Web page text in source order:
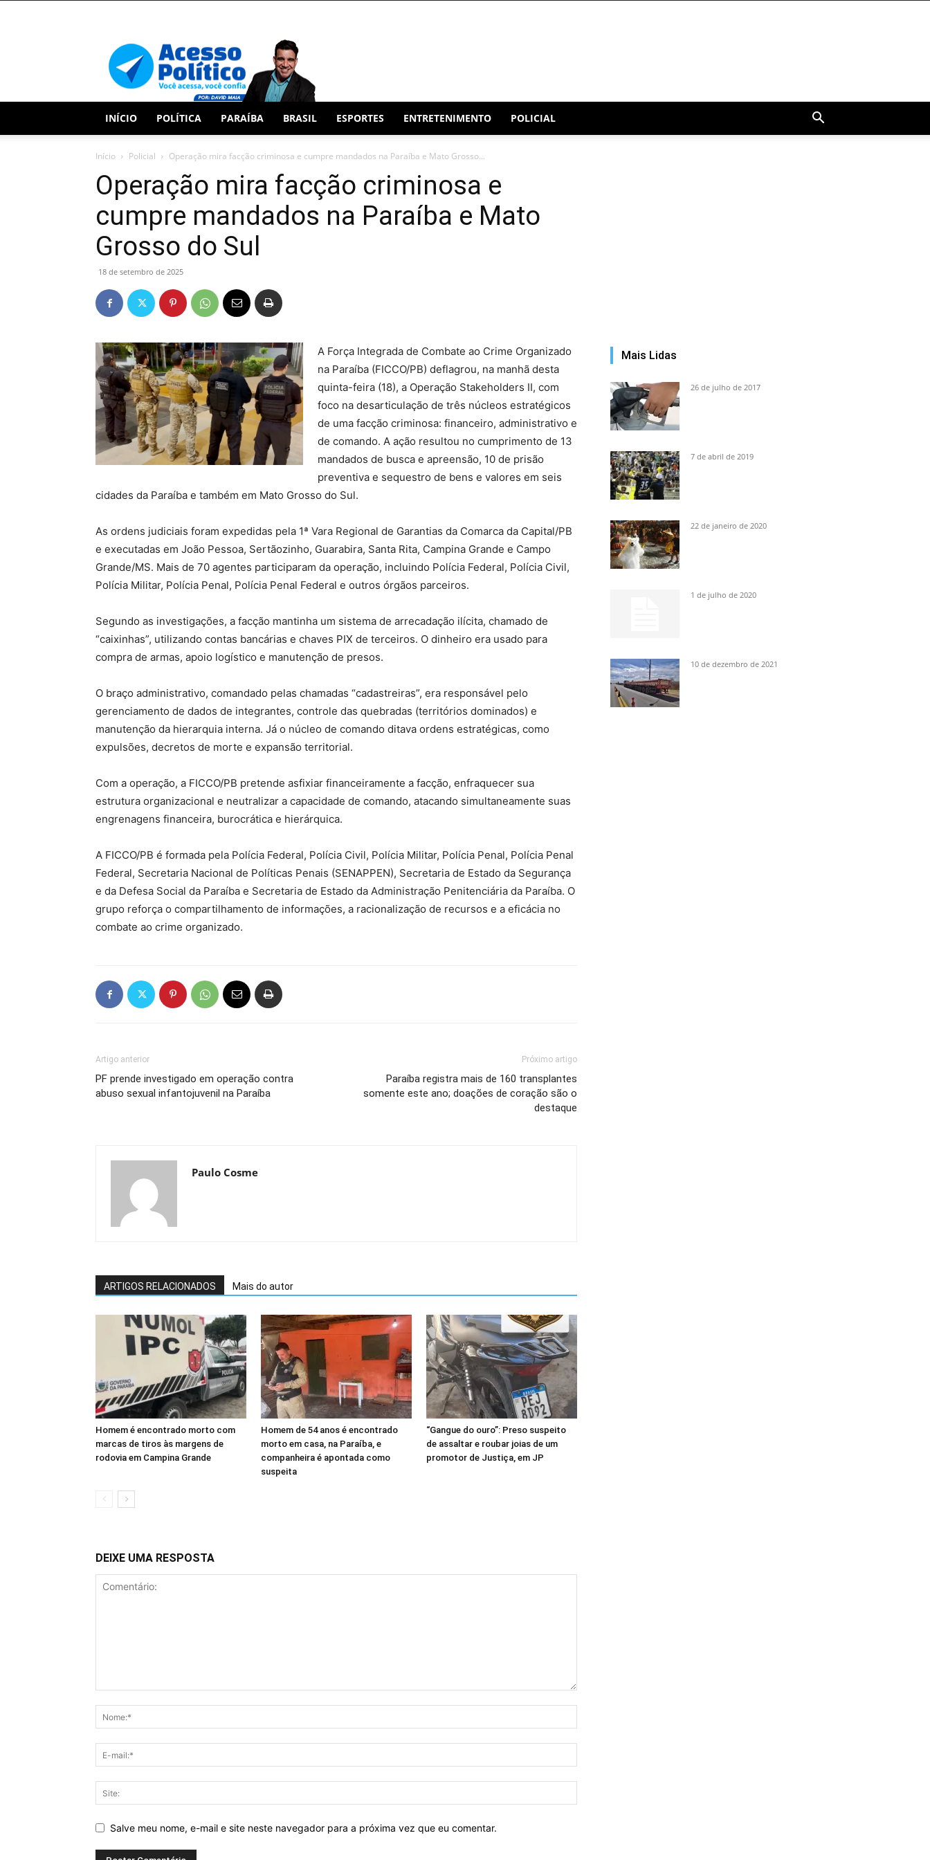
INÍCIO POLÍTICA PARAÍBA BRASIL ESPORTES ENTRETENIMENTO POLICIAL
Início Policial Operação mira facção criminosa e cumpre mandados na Paraíba e Mato Grosso...
Operação mira facção criminosa e
cumpre mandados na Paraíba e Mato
Grosso do Sul
18 de setembro de 2025
A Força Integrada de Combate ao Crime Organizado
na Paraíba (FICCO/PB) deflagrou, na manhã desta
quinta-feira (18), a Operação Stakeholders II, com
foco na desarticulação de três núcleos estratégicos
de uma facção criminosa: financeiro, administrativo e
de comando. A ação resultou no cumprimento de 13
mandados de busca e apreensão, 10 de prisão
preventiva e sequestro de bens e valores em seis
cidades da Paraíba e também em Mato Grosso do Sul.
As ordens judiciais foram expedidas pela 1ª Vara Regional de Garantias da Comarca da Capital/PB
e executadas em João Pessoa, Sertãozinho, Guarabira, Santa Rita, Campina Grande e Campo
Grande/MS. Mais de 70 agentes participaram da operação, incluindo Polícia Federal, Polícia Civil,
Polícia Militar, Polícia Penal, Polícia Penal Federal e outros órgãos parceiros.
Segundo as investigações, a facção mantinha um sistema de arrecadação ilícita, chamado de
“caixinhas”, utilizando contas bancárias e chaves PIX de terceiros. O dinheiro era usado para
compra de armas, apoio logístico e manutenção de presos.
O braço administrativo, comandado pelas chamadas “cadastreiras”, era responsável pelo
gerenciamento de dados de integrantes, controle das quebradas (territórios dominados) e
manutenção da hierarquia interna. Já o núcleo de comando ditava ordens estratégicas, como
expulsões, decretos de morte e expansão territorial.
Com a operação, a FICCO/PB pretende asfixiar financeiramente a facção, enfraquecer sua
estrutura organizacional e neutralizar a capacidade de comando, atacando simultaneamente suas
engrenagens financeira, burocrática e hierárquica.
A FICCO/PB é formada pela Polícia Federal, Polícia Civil, Polícia Militar, Polícia Penal, Polícia Penal
Federal, Secretaria Nacional de Políticas Penais (SENAPPEN), Secretaria de Estado da Segurança
e da Defesa Social da Paraíba e Secretaria de Estado da Administração Penitenciária da Paraíba. O
grupo reforça o compartilhamento de informações, a racionalização de recursos e a eficácia no
combate ao crime organizado.
Artigo anterior
PF prende investigado em operação contra
abuso sexual infantojuvenil na Paraíba
Próximo artigo
Paraíba registra mais de 160 transplantes
somente este ano; doações de coração são o
destaque
Paulo Cosme
ARTIGOS RELACIONADOS Mais do autor
Homem é encontrado morto com
marcas de tiros às margens de
rodovia em Campina Grande
Homem de 54 anos é encontrado
morto em casa, na Paraíba, e
companheira é apontada como
suspeita
“Gangue do ouro”: Preso suspeito
de assaltar e roubar joias de um
promotor de Justiça, em JP
DEIXE UMA RESPOSTA
Salve meu nome, e-mail e site neste navegador para a próxima vez que eu comentar.
Mais Lidas
26 de julho de 2017
7 de abril de 2019
22 de janeiro de 2020
1 de julho de 2020
10 de dezembro de 2021